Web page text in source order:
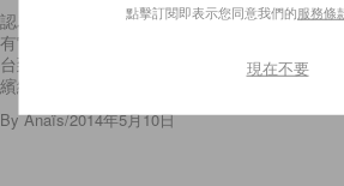
認為漸層染已經退流行的你請再仔細想想看！
有它不敗的地位，這幾年熱夯的漸層染色的漸
台到街拍、明星到素人都大膽地跳出單色髮的
繽紛春日
ByAnaïs/2014年5月10日
點擊訂閱即表示您同意我們的服務條
現在不要